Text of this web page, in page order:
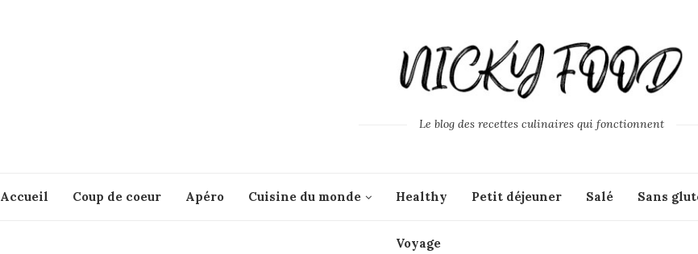
Le blog des recettes culinaires qui fonctionnent
Accueil Coup de coeur Apéro Cuisine du monde Healthy Petit déjeuner Salé Sans
Voyage